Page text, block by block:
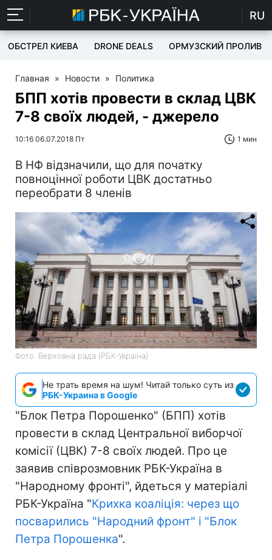
RU
ОБСТРЕЛ КИЕВА DRONE DEALS ОРМУЗСКИЙ ПРОЛИВ
Главная » Новости » Политика
БПП хотів провести в склад ЦВК
7-8 своїх людей, - джерело
10:16 06.07.2018 Пт 1 мин
В НФ відзначили, що для початку
повноцінної роботи ЦВК достатньо
переобрати 8 членів
Фото: Верховна рада (РБК-Україна)
Не трать время на шум! Читай только суть из
РБК-Украина в Google
"Блок Петра Порошенко" (БПП) хотів
провести в склад Центральної виборчої
комісії (ЦВК) 7-8 своїх людей. Про це
заявив співрозмовник РБК-Україна в
"Народному фронті", йдеться у матеріалі
РБК-Україна "Крихка коаліція: через що
посварились "Народний фронт" і "Блок
Петра Порошенка".